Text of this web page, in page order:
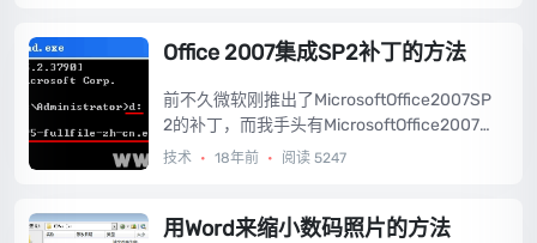
个标题行，可是如果有几十页或者更多，那
的方法，只需要简单几步就可以实现Excel表
格中标题重复打印的功能了。...
Office 2007集成SP2补丁的方法
前不久微软刚推出了MicrosoftOffice2007SP
2的补丁，而我手头有MicrosoftOffice2007
的原版安装文件，为了能够一次性安装集成S
法。...
技术 • 18年前 • 阅读 5247
用Word来缩小数码照片的方法